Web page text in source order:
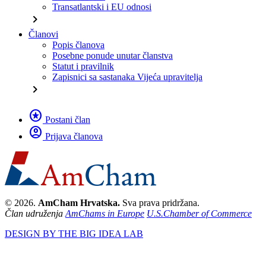
Transatlantski i EU odnosi
chevron_right
Članovi
Popis članova
Posebne ponude unutar članstva
Statut i pravilnik
Zapisnici sa sastanaka Vijeća upravitelja
chevron_right
stars Postani član
account_circle Prijava članova
© 2026. AmCham Hrvatska. Sva prava pridržana.
Član udruženja AmChams in Europe U.S.Chamber of Commerce
DESIGN BY THE BIG IDEA LAB